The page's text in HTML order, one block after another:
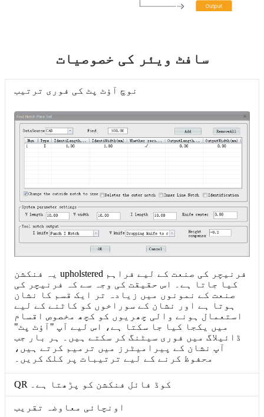
سافٹ ویئر کی خصوصیات
نوچ آؤٹ پٹ کی فوری ترتیب
یہ فنکشن upholstered فرنیچر کی صنعت کے لیے فراہم
کیا جاتا ہے۔ اس حقیقت کی وجہ سے کہ فرنیچر کی
صنعت کے نمونوں میں زیادہ تر ایک قسم کا نشان
ہوتا ہے اور نشان کے سوراخوں کو کاٹنے کے لیے
استعمال ہونے والی چھریوں کو کچھ مخصوص اقسام
میں یکجا کیا جا سکتا ہے، اس لیے آپ "آؤٹ پٹ"
ڈائیلاگ میں فوری سیٹنگ کر سکتے ہیں۔ ہر بار جب
آپ نشان کے پیرامیٹرز میں ترمیم کرتے ہیں،
محفوظ کرنے کے لیے ترتیبات پر کلک کریں۔
QR کوڈ فائل فنکشن کو پڑھتا ہے۔
اونچائی معاوضہ تقریب